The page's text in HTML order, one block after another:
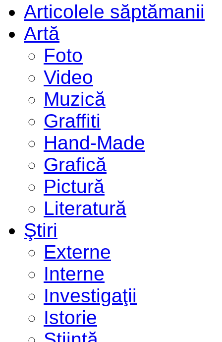
Articolele săptămanii
Artă
Foto
Video
Muzică
Graffiti
Hand-Made
Grafică
Pictură
Literatură
Ştiri
Externe
Interne
Investigaţii
Istorie